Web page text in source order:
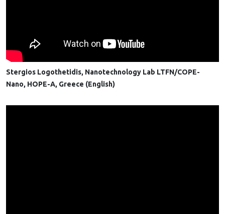
Stergios Logothetidis, Nanotechnology Lab LTFN/COPE-
Nano, HOPE-A, Greece (English)